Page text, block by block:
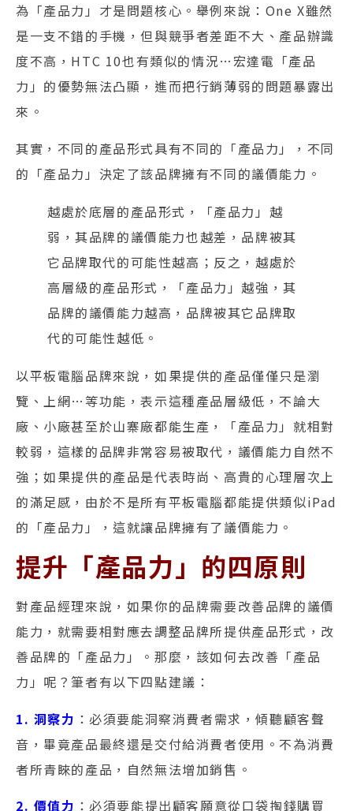
為「產品力」才是問題核心。舉例來說：One X雖然
是一支不錯的手機，但與競爭者差距不大、產品辦識
度不高，HTC 10也有類似的情況…宏達電「產品
力」的優勢無法凸顯，進而把行銷薄弱的問題暴露出
來。
其實，不同的產品形式具有不同的「產品力」，不同
的「產品力」決定了該品牌擁有不同的議價能力。
越處於底層的產品形式，「產品力」越
弱，其品牌的議價能力也越差，品牌被其
它品牌取代的可能性越高；反之，越處於
高層級的產品形式，「產品力」越強，其
品牌的議價能力越高，品牌被其它品牌取
代的可能性越低。
以平板電腦品牌來說，如果提供的產品僅僅只是瀏
覽、上網…等功能，表示這種產品層級低，不論大
廠、小廠甚至於山寨廠都能生產，「產品力」就相對
較弱，這樣的品牌非常容易被取代，議價能力自然不
強；如果提供的產品是代表時尚、高貴的心理層次上
的滿足感，由於不是所有平板電腦都能提供類似iPad
的「產品力」，這就讓品牌擁有了議價能力。
提升「產品力」的四原則
對產品經理來說，如果你的品牌需要改善品牌的議價
能力，就需要相對應去調整品牌所提供產品形式，改
善品牌的「產品力」。那麼，該如何去改善「產品
力」呢？筆者有以下四點建議：
1. 洞察力 ：必須要能洞察消費者需求，傾聽顧客聲
音，畢竟產品最終還是交付給消費者使用。不為消費
者所青睞的產品，自然無法增加銷售。
2. 價值力 ：必須要能提出顧客願意從口袋掏錢購買